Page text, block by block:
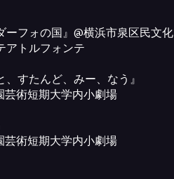
ーフォの国』@横浜市泉区民文化
アトルフォンテ
、すたんど、みー、なう』
芸術短期大学内小劇場
芸術短期大学内小劇場